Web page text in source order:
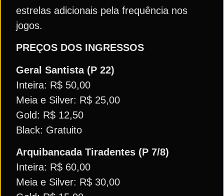
estrelas adicionais pela frequência nos
jogos.
PREÇOS DOS INGRESSOS
Geral Santista (P 22)
Inteira: R$ 50,00
Meia e Silver: R$ 25,00
Gold: R$ 12,50
Black: Gratuito
Arquibancada Tiradentes (P 7/8)
Inteira: R$ 60,00
Meia e Silver: R$ 30,00